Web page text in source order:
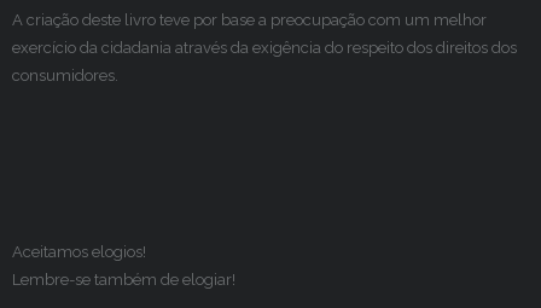
A criação deste livro teve por base a preocupação com um melhor
exercício da cidadania através da exigência do respeito dos direitos dos
consumidores.
Aceitamos elogios!
Lembre-se também de elogiar!